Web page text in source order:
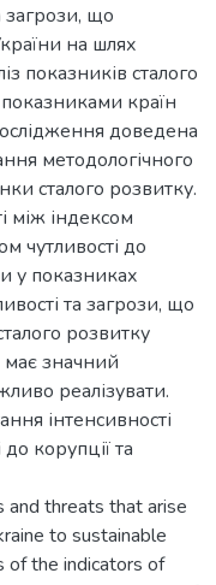
загрози, що
на шлях
показників сталого
країн
доведена
методологічного
сталого розвитку.
між індексом
чутливості до
у показниках
та загрози, що
розвитку
має значний
реалізувати.
інтенсивності
корупції та
threats that arise
to sustainable
of the indicators of